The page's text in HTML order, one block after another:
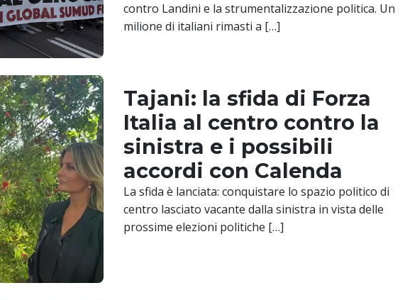
contro Landini e la strumentalizzazione politica. Un
milione di italiani rimasti a […]
Tajani: la sfida di Forza
Italia al centro contro la
sinistra e i possibili
accordi con Calenda
La sfida è lanciata: conquistare lo spazio politico di
centro lasciato vacante dalla sinistra in vista delle
prossime elezioni politiche […]